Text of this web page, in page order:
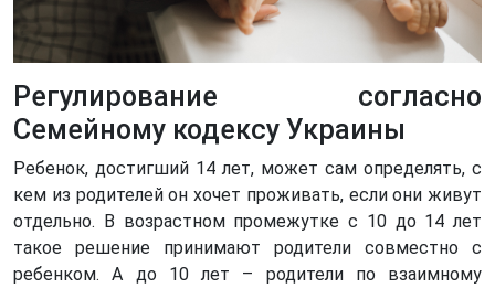
Регулирование согласно
Семейному кодексу Украины
Ребенок, достигший 14 лет, может сам определять, с
кем из родителей он хочет проживать, если они живут
отдельно. В возрастном промежутке с 10 до 14 лет
такое решение принимают родители совместно с
ребенком. А до 10 лет – родители по взаимному